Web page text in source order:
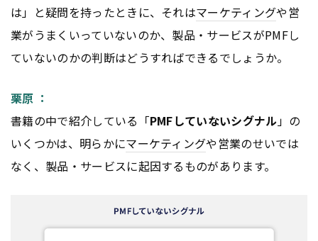
は」と疑問を持ったときに、それはマーケティングや営
業がうまくいっていないのか、製品・サービスがPMFし
ていないのかの判断はどうすればできるでしょうか。
栗原 ：
書籍の中で紹介している「PMFしていないシグナル」の
いくつかは、明らかにマーケティングや営業のせいでは
なく、製品・サービスに起因するものがあります。